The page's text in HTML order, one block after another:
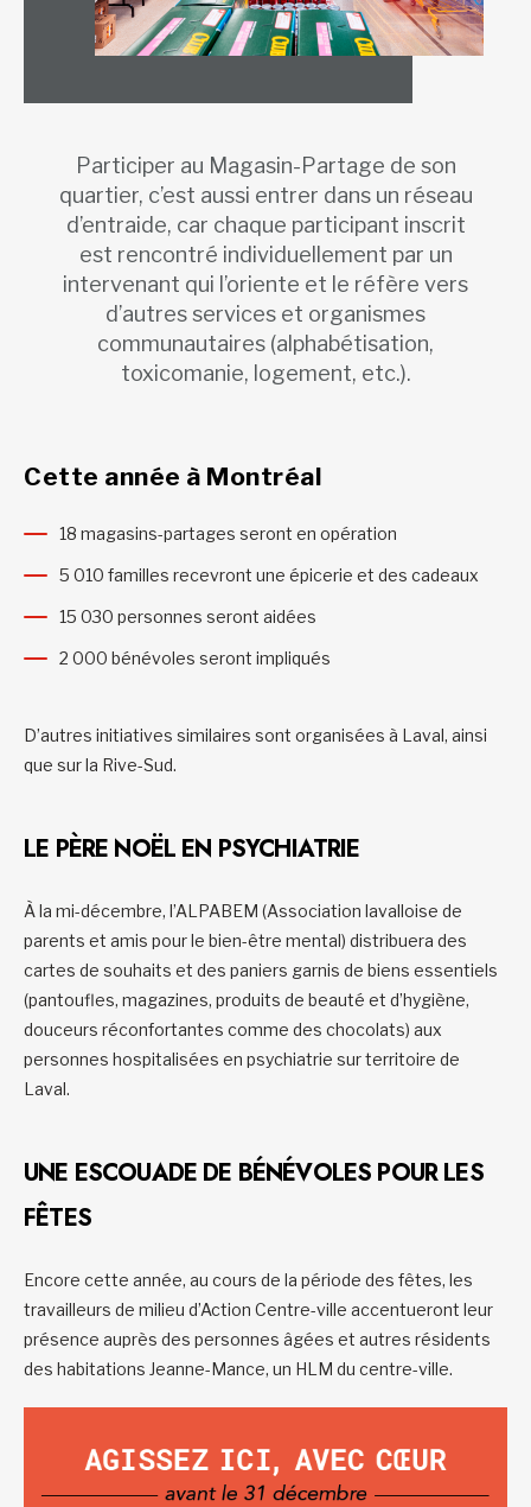
Participer au Magasin-Partage de son
quartier, c’est aussi entrer dans un réseau
d’entraide, car chaque participant inscrit
est rencontré individuellement par un
intervenant qui l’oriente et le réfère vers
d’autres services et organismes
communautaires (alphabétisation,
toxicomanie, logement, etc.).
Cette année à Montréal
18 magasins-partages seront en opération
5 010 familles recevront une épicerie et des cadeaux
15 030 personnes seront aidées
2 000 bénévoles seront impliqués
D’autres initiatives similaires sont organisées à Laval, ainsi
que sur la Rive-Sud.
LE PÈRE NOËL EN PSYCHIATRIE
À la mi-décembre, l’ALPABEM (Association lavalloise de
parents et amis pour le bien-être mental) distribuera des
cartes de souhaits et des paniers garnis de biens essentiels
(pantoufles, magazines, produits de beauté et d’hygiène,
douceurs réconfortantes comme des chocolats) aux
personnes hospitalisées en psychiatrie sur territoire de
Laval.
UNE ESCOUADE DE BÉNÉVOLES POUR LES
FÊTES
Encore cette année, au cours de la période des fêtes, les
travailleurs de milieu d’Action Centre-ville accentueront leur
présence auprès des personnes âgées et autres résidents
des habitations Jeanne-Mance, un HLM du centre-ville.